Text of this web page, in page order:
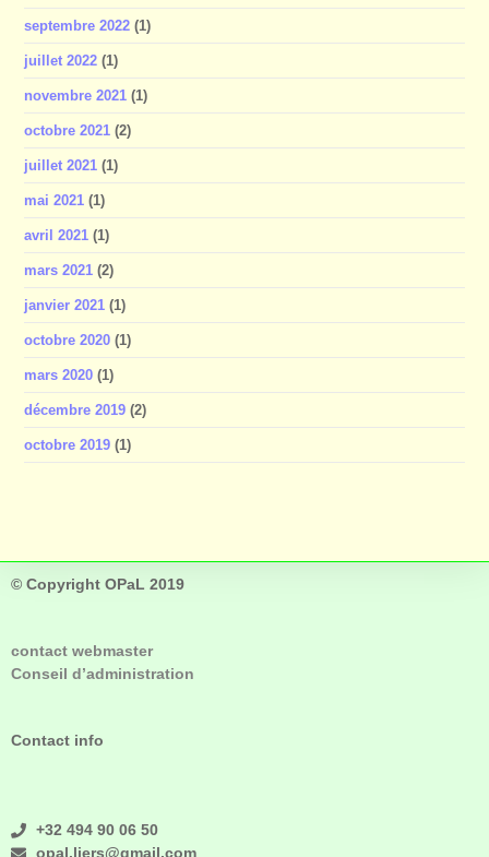
septembre 2022 (1)
juillet 2022 (1)
novembre 2021 (1)
octobre 2021 (2)
juillet 2021 (1)
mai 2021 (1)
avril 2021 (1)
mars 2021 (2)
janvier 2021 (1)
octobre 2020 (1)
mars 2020 (1)
décembre 2019 (2)
octobre 2019 (1)
© Copyright OPaL 2019
contact webmaster
Conseil d’administration
Contact info
+32 494 90 06 50
opal.liers@gmail.com